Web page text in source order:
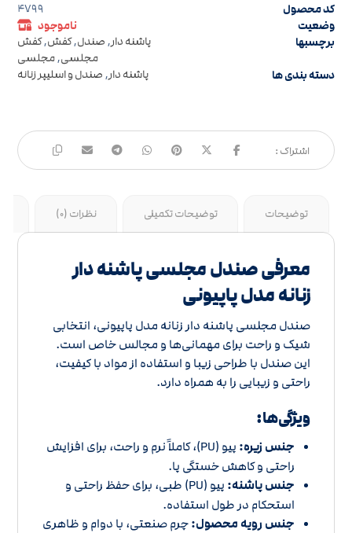
کد محصول 4799
وضعیت
ناموجود
برچسبها
پاشنه دار, صندل,کفش,کفش
مجلسی,مجلسی
دسته بندی ها پاشنه دار, صندل و اسلیپر زنانه
توضیحات توضیحات تکمیلی نظرات (0)
معرفی صندل مجلسی پاشنه دار
زنانه مدل پاپیونی
صندل مجلسی پاشنه دار زنانه مدل پاپیونی، انتخابی
شیک و راحت برای مهمانی‌ها و مجالس خاص است.
این صندل با طراحی زیبا و استفاده از مواد با کیفیت،
راحتی و زیبایی را به همراه دارد.
ویژگی‌ها:
جنس زیره:
پیو (PU)، کاملاً نرم و راحت، برای افزایش
راحتی و کاهش خستگی پا.
جنس پاشنه:
پیو (PU) طبی، برای حفظ راحتی و
استحکام در طول استفاده.
جنس رویه محصول:چرم صنعتی، با دوام و ظاهری